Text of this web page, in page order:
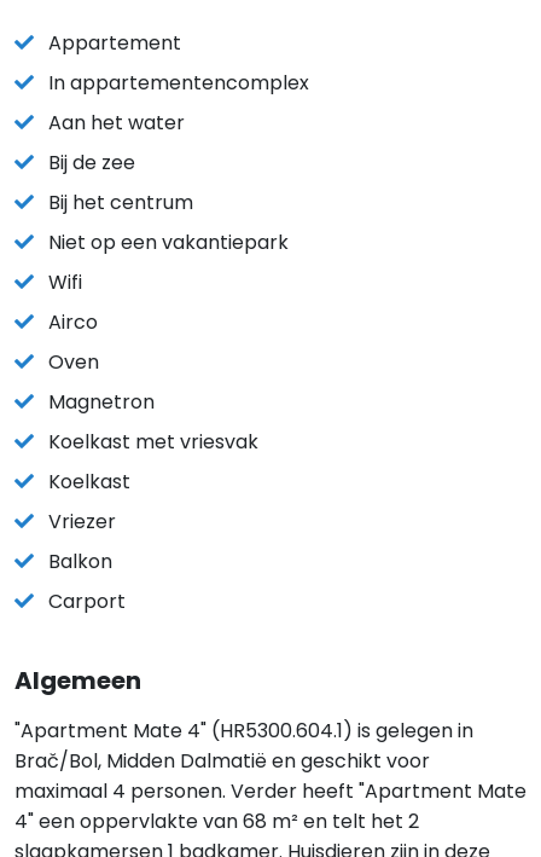
Appartement
In appartementencomplex
Aan het water
Bij de zee
Bij het centrum
Niet op een vakantiepark
Wifi
Airco
Oven
Magnetron
Koelkast met vriesvak
Koelkast
Vriezer
Balkon
Carport
Algemeen
"Apartment Mate 4" (HR5300.604.1) is gelegen in
Brač/Bol, Midden Dalmatië en geschikt voor
maximaal 4 personen. Verder heeft "Apartment Mate
4" een oppervlakte van 68 m² en telt het 2